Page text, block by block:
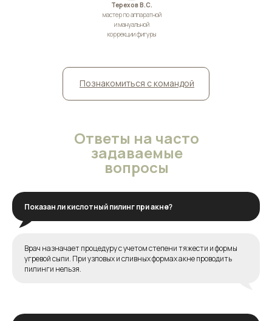
Познакомиться с командой
мастер по аппаратной
и мануальной
коррекции фигуры
Терехов В.C.
Ответы на часто
задаваемые
вопросы
Показан ли кислотный пилинг при акне?
Врач назначает процедуру с учетом степени тяжести и формы
угревой сыпи. При узловых и сливных формах акне проводить
пилинги нельзя.